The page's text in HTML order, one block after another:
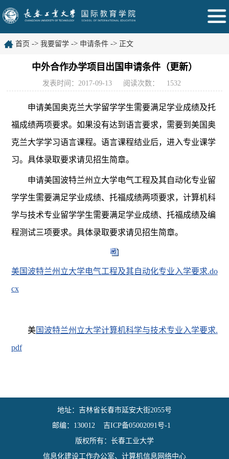
首页 -> 我要留学 -> 申请条件 -> 正文
中外合作办学项目出国申请条件（更新）
发表时间：2017-09-13 阅读次数： 1532
申请美国奥克兰大学留学学生需要满足学业成绩及托
福成绩两项要求。 如果没有达到语言要求，需要到美国奥
克兰大学学习语言课程。语言课程结业后，进入专业课学
习。具体录取要求请见招生简章。
申请美国波特兰州立大学电气工程及其自动化专业留
学学生需要满足学业成绩、托福成绩两项要求，计算机科
学与技术专业留学学生需要满足学业成绩、托福成绩及编
程测试三项要求。 具体录取要求请见招生简章。
美国波特兰州立大学电气工程及其自动化专业入学要求.do
cx
美国波特兰州立大学计算机科学与技术专业 入学要求.
pdf
地址：吉林省长春市延安大街2055号
邮编：130012 吉ICP备05002091号-1
版权所有：长春工业大学
信息化建设工作办公室、计算机信息网络中心